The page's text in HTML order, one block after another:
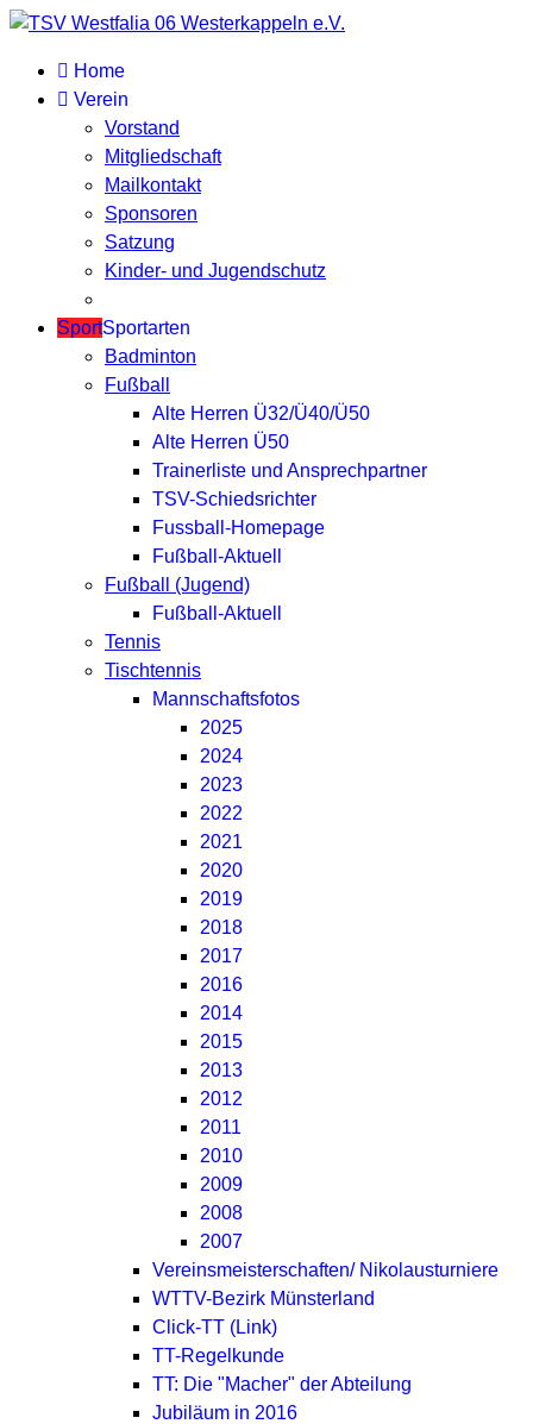
Home
Verein
Vorstand
Mitgliedschaft
Mailkontakt
Sponsoren
Satzung
Kinder- und Jugendschutz
SportSportarten
Badminton
Fußball
Alte Herren Ü32/Ü40/Ü50
Alte Herren Ü50
Trainerliste und Ansprechpartner
TSV-Schiedsrichter
Fussball-Homepage
Fußball-Aktuell
Fußball (Jugend)
Fußball-Aktuell
Tennis
Tischtennis
Mannschaftsfotos
2025
2024
2023
2022
2021
2020
2019
2018
2017
2016
2014
2015
2013
2012
2011
2010
2009
2008
2007
Vereinsmeisterschaften/ Nikolausturniere
WTTV-Bezirk Münsterland
Click-TT (Link)
TT-Regelkunde
TT: Die "Macher" der Abteilung
Jubiläum in 2016